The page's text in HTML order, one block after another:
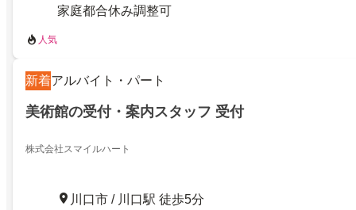
家庭都合休み調整可
人気
新着アルバイト・パート
美術館の受付・案内スタッフ 受付
株式会社スマイルハート
川口市 / 川口駅 徒歩5分